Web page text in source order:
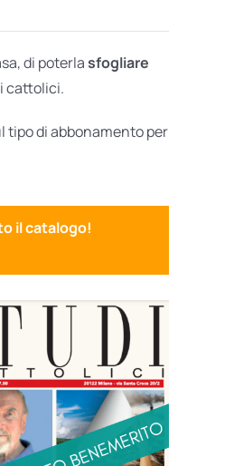
di poterlasfogliare
cattolici.
tipo di abbonamento per
il catalogo!